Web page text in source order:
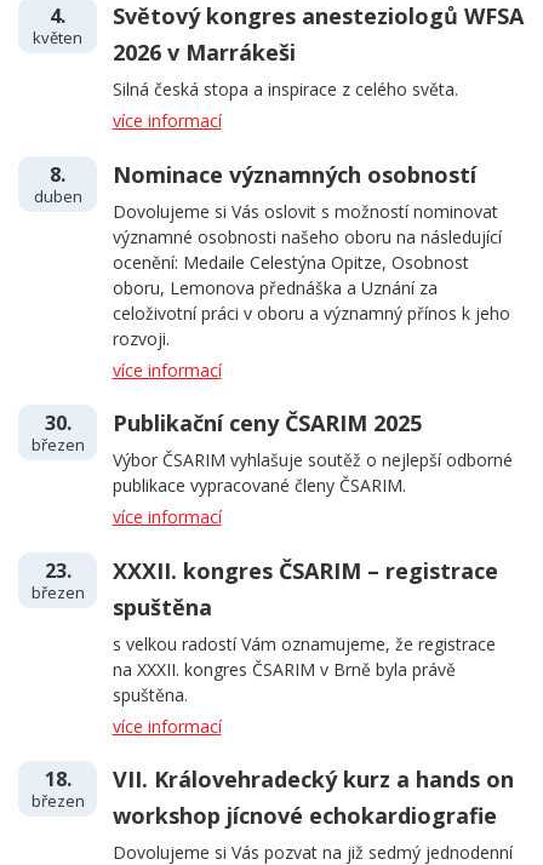
4.
květen
Světový kongres anesteziologů WFSA
2026 v Marrákeši
Silná česká stopa a inspirace z celého světa.
více informací
8.
duben
Nominace významných osobností
Dovolujeme si Vás oslovit s možností nominovat
významné osobnosti našeho oboru na následující
ocenění: Medaile Celestýna Opitze, Osobnost
oboru, Lemonova přednáška a Uznání za
celoživotní práci v oboru a významný přínos k jeho
rozvoji.
více informací
30.
březen
Publikační ceny ČSARIM 2025
Výbor ČSARIM vyhlašuje soutěž o nejlepší odborné
publikace vypracované členy ČSARIM.
více informací
23.
březen
XXXII. kongres ČSARIM – registrace
spuštěna
s velkou radostí Vám oznamujeme, že registrace
na XXXII. kongres ČSARIM v Brně byla právě
spuštěna.
více informací
18.
březen
VII. Královehradecký kurz a hands on
workshop jícnové echokardiografie
Dovolujeme si Vás pozvat na již sedmý jednodenní